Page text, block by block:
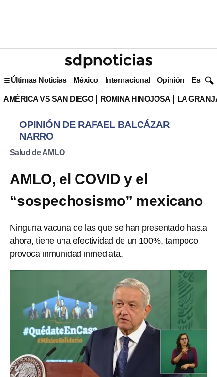
Últimas Noticias México Internacional Opinión Estilo
AMÉRICA VS SAN DIEGO ROMINA HINOJOSA LA
OPINIÓN DE RAFAEL BALCÁZAR
NARRO
Salud de AMLO
AMLO, el COVID y el
“sospechosismo” mexicano
Ninguna vacuna de las que se han presentado hasta
ahora, tiene una efectividad de un 100%, tampoco
provoca inmunidad inmediata.